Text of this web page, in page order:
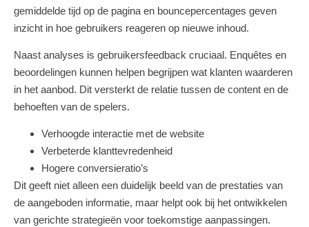
gemiddelde tijd op de pagina en bouncepercentages geven
inzicht in hoe gebruikers reageren op nieuwe inhoud.
Naast analyses is gebruikersfeedback cruciaal. Enquêtes en
beoordelingen kunnen helpen begrijpen wat klanten waarderen
in het aanbod. Dit versterkt de relatie tussen de content en de
behoeften van de spelers.
Verhoogde interactie met de website
Verbeterde klanttevredenheid
Hogere conversieratio’s
Dit geeft niet alleen een duidelijk beeld van de prestaties van
de aangeboden informatie, maar helpt ook bij het ontwikkelen
van gerichte strategieën voor toekomstige aanpassingen.